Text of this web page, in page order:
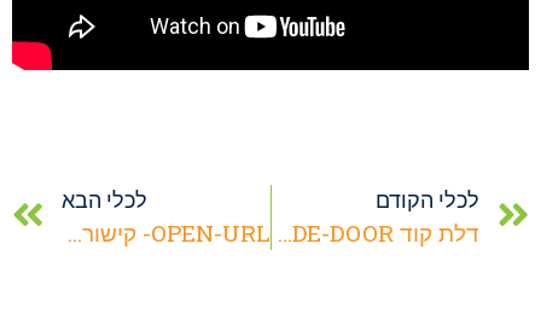
לכלי הקודם
דלת קוד CODE-DOOR
לכלי הבא
OPEN-URL- קישורית